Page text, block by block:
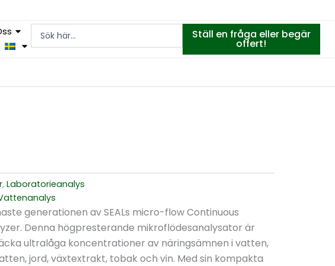
Search
Ställ en fråga eller begär
offert!
, Laboratorieanalys
generationen av SEALs micro-flow Continuous
Denna högpresterande mikroflödesanalysator är
ultralåga koncentrationer av näringsämnen i vatten,
jord, växtextrakt, tobak och vin. Med sin kompakta